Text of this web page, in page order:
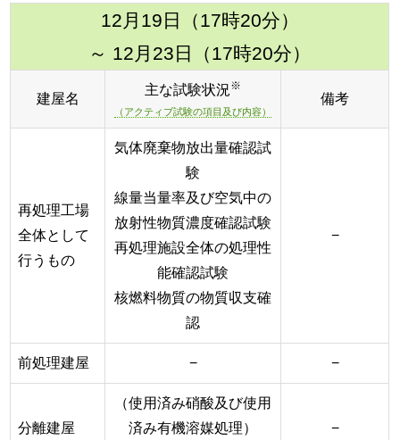
12月19日（17時20分）
～ 12月23日（17時20分）
建屋名
主な試験状況※
（アクティブ試験の項目及び内容）
備考
再処理工場
全体として
行うもの
気体廃棄物放出量確認試
験
線量当量率及び空気中の
放射性物質濃度確認試験
再処理施設全体の処理性
能確認試験
核燃料物質の物質収支確
認
−
前処理建屋 − −
分離建屋
（使用済み硝酸及び使用
済み有機溶媒処理）
−